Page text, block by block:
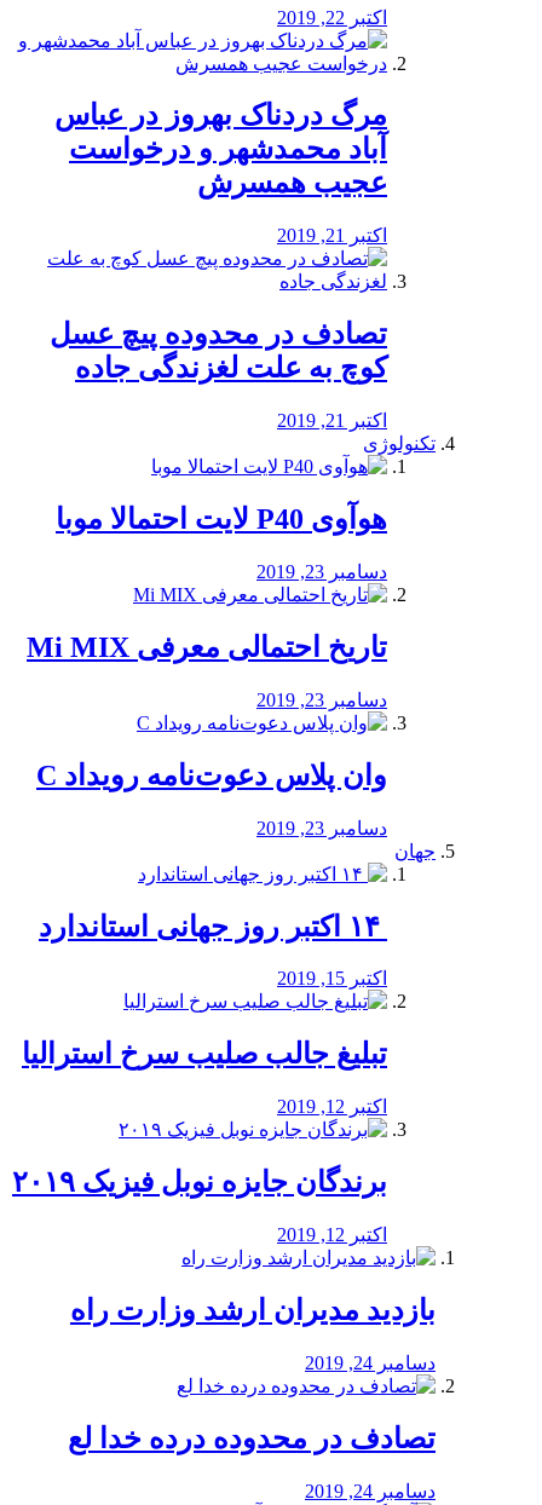
اکتبر 22, 2019
مرگ دردناک بهروز در عباس
آباد محمدشهر و درخواست
عجیب همسرش
اکتبر 21, 2019
تصادف در محدوده پیچ عسل
کوچ به علت لغزندگی جاده
اکتبر 21, 2019
تکنولوژی
هوآوی P40 لایت احتمالا موبا
دسامبر 23, 2019
تاریخ احتمالی معرفی Mi MIX
دسامبر 23, 2019
وان پلاس دعوت‌نامه رویداد C
دسامبر 23, 2019
جهان
اکتبر 15, 2019
تبلیغ جالب صلیب سرخ استرالیا
اکتبر 12, 2019
برندگان جایزه نوبل فیزیک ۲۰۱۹
اکتبر 12, 2019
بازدید مدیران ارشد وزارت راه
دسامبر 24, 2019
تصادف در محدوده درده خدا لع
دسامبر 24, 2019